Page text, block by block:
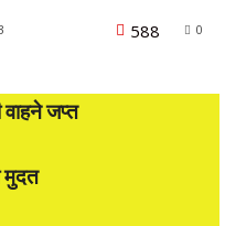
0
588
वाहने जप्त
मुदत